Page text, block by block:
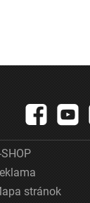
SHOP
stránok